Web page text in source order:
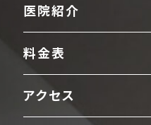
医院紹介
料金表
アクセス